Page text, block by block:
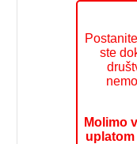
ste
Molimo